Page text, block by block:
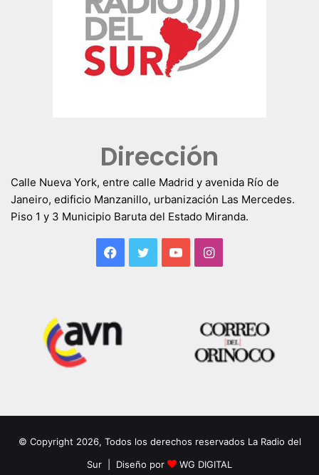
Dirección
Calle Nueva York, entre calle Madrid y avenida Río de
Janeiro, edificio Manzanillo, urbanización Las Mercedes.
Piso 1 y 3 Municipio Baruta del Estado Miranda.
Facebook
TwitterYouTubeInstagram
© Copyright 2026, Todos los derechos reservados La Radio del
Sur | Diseño por
WG DIGITAL